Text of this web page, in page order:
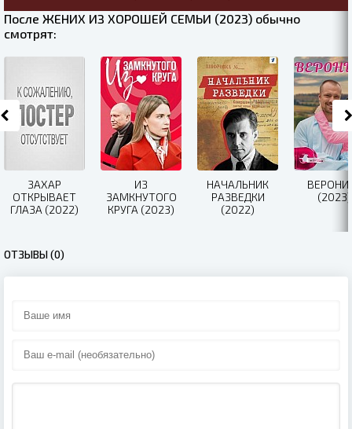
После ЖЕНИХ ИЗ ХОРОШЕЙ СЕМЬИ (2023) обычно
смотрят:
ЗАХАР
ОТКРЫВАЕТ
ГЛАЗА (2022)
ИЗ
ЗАМКНУТОГО
КРУГА (2023)
НАЧАЛЬНИК
РАЗВЕДКИ
(2022)
(2023)
ОТЗЫВЫ (0)